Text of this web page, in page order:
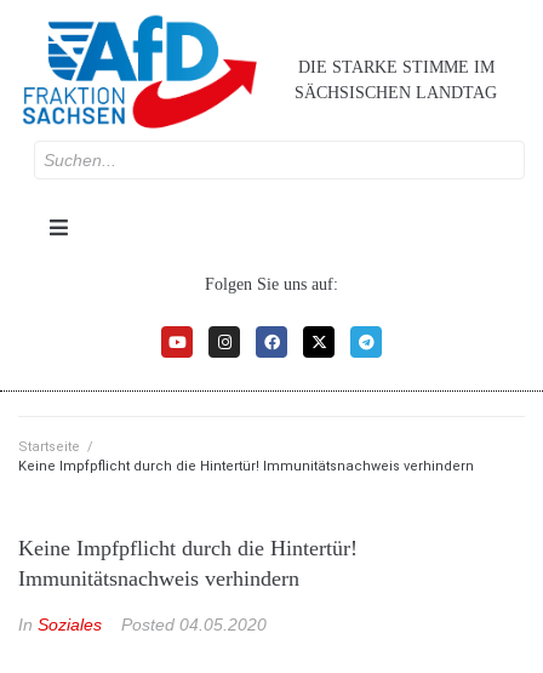
DIE STARKE STIMME IM
SÄCHSISCHEN LANDTAG
Folgen Sie uns auf:
Startseite /
Keine Impfpflicht durch die Hintertür! Immunitätsnachweis verhindern
Keine Impfpflicht durch die Hintertür!
Immunitätsnachweis verhindern
In Soziales Posted 04.05.2020